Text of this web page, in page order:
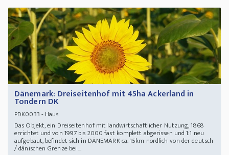
Dänemark: Dreiseitenhof mit 45ha Ackerland in
Tondern DK
PDK0033 - Haus
Das Objekt, ein Dreiseitenhof mit landwirtschaftlicher Nutzung, 1868
errichtet und von 1997 bis 2000 fast komplett abgerissen und 1:1 neu
aufgebaut, befindet sich in DÄNEMARK ca. 15km nördlich von der deutsch
/ dänischen Grenze bei ...